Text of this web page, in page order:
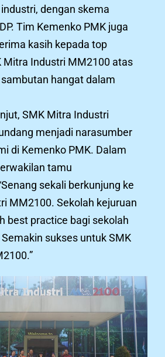
dengan skema
Tim Kemenko PMK juga
kasih kepada top
Mitra Industri MM2100 atas
hangat dalam
SMK Mitra Industri
menjadi narasumber
di Kemenko PMK. Dalam
tamu
sekali berkunjung ke
MM2100. Sekolah kejuruan
best practice bagi sekolah
sukses untuk SMK